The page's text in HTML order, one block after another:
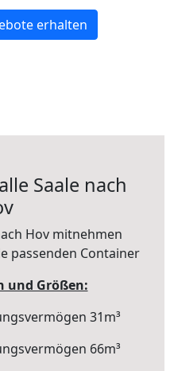
erhalten
Saale nach
Hov mitnehmen
passenden Container
und Größen:
31m³
66m³